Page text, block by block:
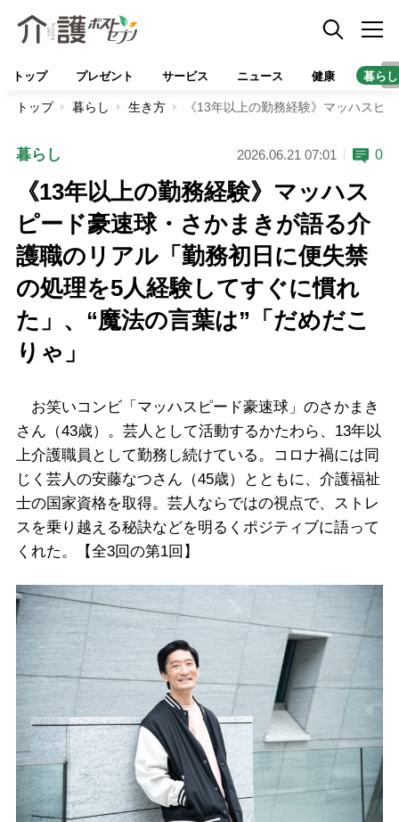
トップ プレゼント サービス ニュース 健康 暮らし
トップ 暮らし 生き方 《13年以上の勤務経験》マッハスピ
暮らし 2026.06.21 07:01 0
《13年以上の勤務経験》マッハス
ピード豪速球・さかまきが語る介
護職のリアル「勤務初日に便失禁
の処理を5人経験してすぐに慣れ
た」、“魔法の言葉は”「だめだこ
りゃ」
お笑いコンビ「マッハスピード豪速球」のさかまき
さん（43歳）。芸人として活動するかたわら、13年以
上介護職員として勤務し続けている。コロナ禍には同
じく芸人の安藤なつさん（45歳）とともに、介護福祉
士の国家資格を取得。芸人ならではの視点で、ストレ
スを乗り越える秘訣などを明るくポジティブに語って
くれた。【全3回の第1回】